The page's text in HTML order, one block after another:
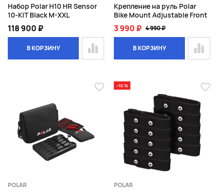
Набор Polar H10 HR Sensor
10-KIT Black M-XXL
118 900 ₽
В КОРЗИНУ
Крепление на руль Polar
Bike Mount Adjustable Front
3 990 ₽ 4 990 ₽
В КОРЗИНУ
POLAR
-10 %
POLAR